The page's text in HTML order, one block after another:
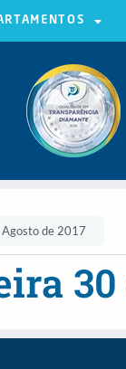
de 2017
30